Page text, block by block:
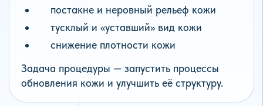
постакне и неровный рельеф кожи
тусклый и «уставший» вид кожи
снижение плотности кожи
Задача процедуры — запустить процессы
обновления кожи и улучшить её структуру.